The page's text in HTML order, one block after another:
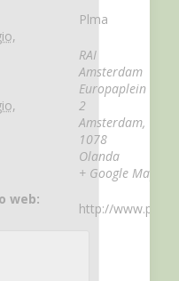
Plma
RAI
Amsterdam
Europaplein
2
Amsterdam,
1078
Olanda
+ Google Maps
web:
http://